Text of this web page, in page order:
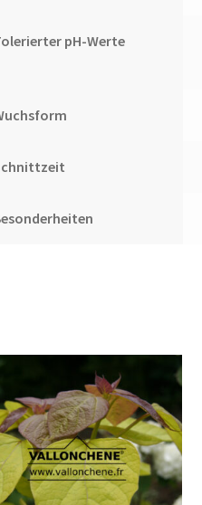
pH-Werte